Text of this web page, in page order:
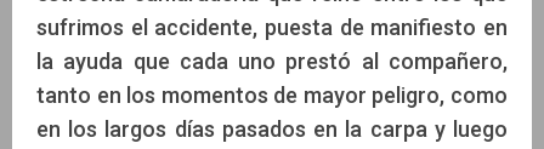
sufrimos el accidente, puesta de manifiesto en
la ayuda que cada uno prestó al compañero,
tanto en los momentos de mayor peligro, como
en los largos días pasados en la carpa y luego